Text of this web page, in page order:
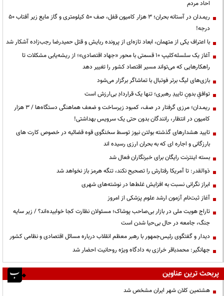
احاد مردم
ریمـدان در آستانه بحران؛ ۳ هزار کامیون قفل، صف ۵۰ کیلومتری و گاز مایع زیر آفتاب ۵۰
درجه!
با اعتراف یکی از متهمان، ابعاد تازه‌ای از پرونده ربایش و قتل حمیدرضا رجب‌زاده آشکار شد
آغاز یک سلسله‌کلیپ ۱۰ قسمتی با محور «جهاد اقتصادی»؛ از ریشه‌یابی مشکلات تا
راهکارهایی که می‌تواند مسیر اقتصاد کشور را تغییر دهد
بازی‌های لیگ برتر فوتبال با تماشاگر برگزار می‌شود
توافقِ بدونِ تاییدِ رهبری؛ تنها یک قراردادِ بی‌ارزش است
ریمـدان؛ مرزی گرفتار در صف، کمبود زیرساخت و ضعف هماهنگی دستگاه‌ها / ۳ هزار
کامیون در انتظار، رانندگان بدون حتی یک سرویس بهداشتی!
تایید هشدارهای گذشته بولتن نیوز توسط سخنگوی قوه قضائیه در خصوص کارت های
بارزگانی و اجاره ای که به بحران ارزی رسیده اند
بسته اینترنت رایگان برای خبرنگاران فعال شد
ذوالقدر: تا آمریکا رفتارش را تصحیح نکند، تنگه هرمز باز نخواهد شد
ابراز نگرانی نسبت به افزایش غلط‌ها در نوشته‌های شهری
آغاز ثبت‌نام آزمون ارشد علوم پزشکی از امروز
تاراج هویت ملی در بازار بی‌صاحب پوشاک؛ مسئولان نظارت کجا خوابیده‌اند؟ / زیر سایه
جنگ، جامعه در حال بی‌حیا شدن است
دیدار و گفتگوی رئیس‌جمهور با رهبر معظم انقلاب درباره مسائل اقتصادی و نظامی کشور
جهانگیر: محمدباقر خرازی به دادگاه ویژه روحانیت احضار شد
پربحث ترین عناوین
هشتمین کلان شهر ایران مشخص شد